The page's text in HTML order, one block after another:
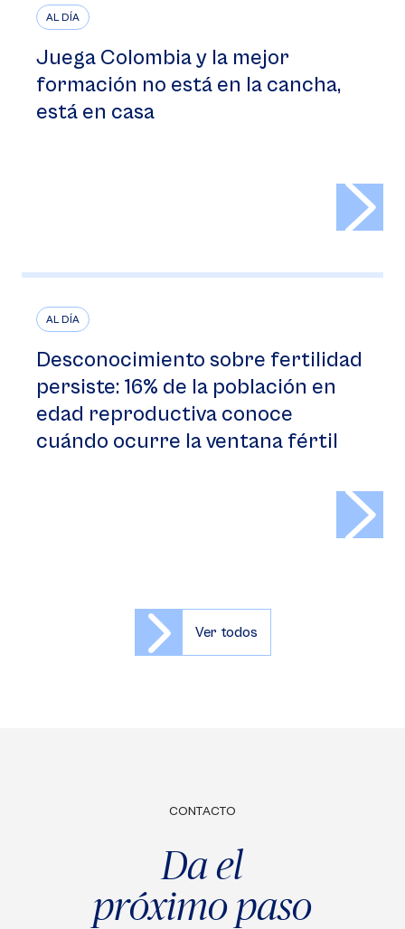
AL DÍA
Juega Colombia y la mejor
formación no está en la cancha,
está en casa
AL DÍA
Desconocimiento sobre fertilidad
persiste: 16% de la población en
edad reproductiva conoce
cuándo ocurre la ventana fértil
Ver todos
CONTACTO
Da el
próximo paso